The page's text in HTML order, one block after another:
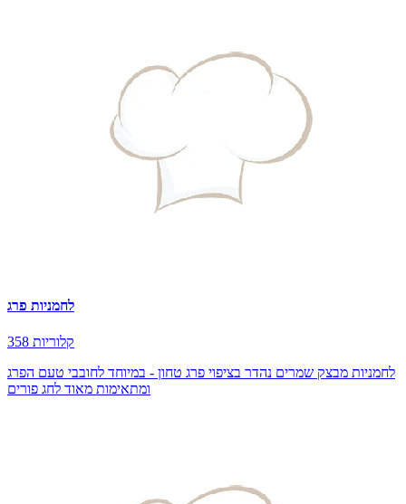
לחמניות פרג
358 קלוריות
לחמניות מבצק שמרים נהדר בציפוי פרג טחון - במיוחד לחובבי טעם הפרג
ומתאימות מאוד לחג פורים